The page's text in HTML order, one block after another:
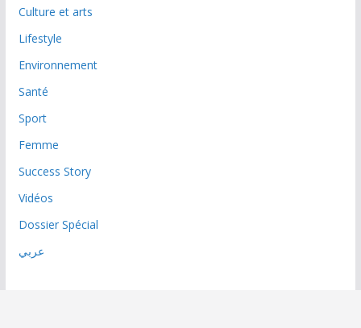
Culture et arts
Lifestyle
Environnement
Santé
Sport
Femme
Success Story
Vidéos
Dossier Spécial
عربي